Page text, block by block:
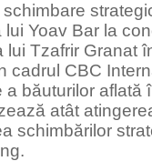
Yoav Bar la
Tzafrir Granat
cadrul CBC
a băuturilor aflată
atât
schimbărilor